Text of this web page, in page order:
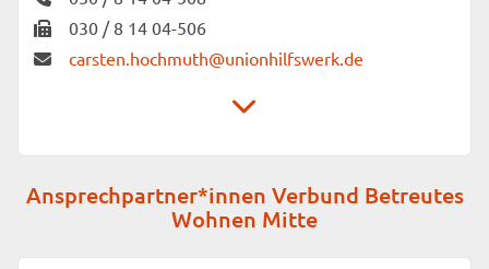
030 / 8 14 04-506
carsten.hochmuth@unionhilfswerk.de
Unionhilfswerk Sozialeinrichtungen gGmbH
Waldemarstraße 33 A
Ansprechpartner*innen Verbund Betreutes
Wohnen Mitte